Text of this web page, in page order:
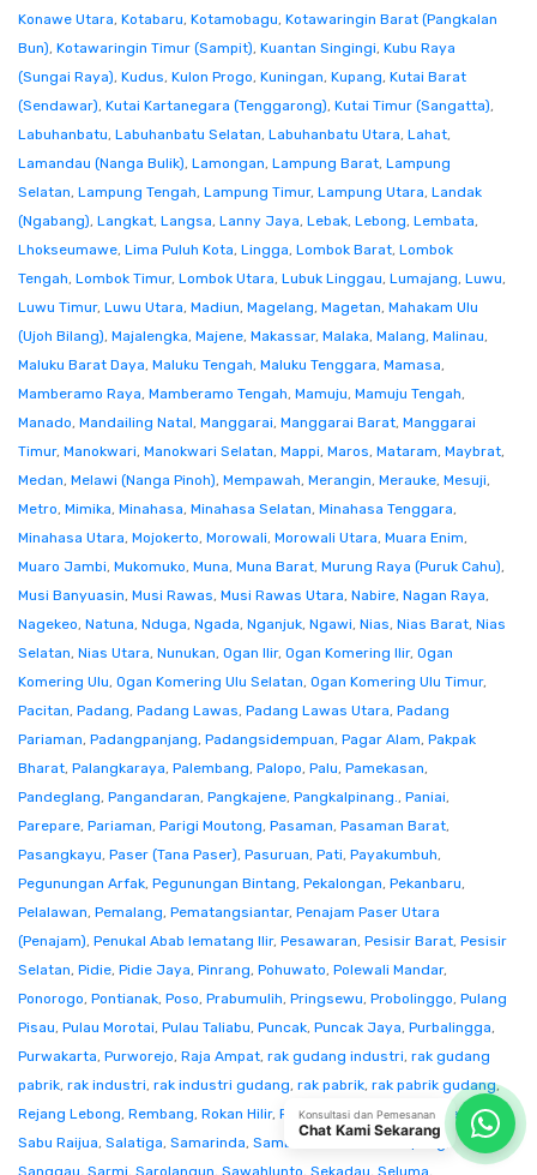
Konawe Utara, Kotabaru, Kotamobagu, Kotawaringin Barat (Pangkalan
Bun), Kotawaringin Timur (Sampit), Kuantan Singingi, Kubu Raya
(Sungai Raya), Kudus, Kulon Progo, Kuningan, Kupang, Kutai Barat
(Sendawar), Kutai Kartanegara (Tenggarong), Kutai Timur (Sangatta),
Labuhanbatu, Labuhanbatu Selatan, Labuhanbatu Utara, Lahat,
Lamandau (Nanga Bulik), Lamongan, Lampung Barat, Lampung
Selatan, Lampung Tengah, Lampung Timur, Lampung Utara, Landak
(Ngabang), Langkat, Langsa, Lanny Jaya, Lebak, Lebong, Lembata,
Lhokseumawe, Lima Puluh Kota, Lingga, Lombok Barat, Lombok
Tengah, Lombok Timur, Lombok Utara, Lubuk Linggau, Lumajang, Luwu,
Luwu Timur, Luwu Utara, Madiun, Magelang, Magetan, Mahakam Ulu
(Ujoh Bilang), Majalengka, Majene, Makassar, Malaka, Malang, Malinau,
Maluku Barat Daya, Maluku Tengah, Maluku Tenggara, Mamasa,
Mamberamo Raya, Mamberamo Tengah, Mamuju, Mamuju Tengah,
Manado, Mandailing Natal, Manggarai, Manggarai Barat, Manggarai
Timur, Manokwari, Manokwari Selatan, Mappi, Maros, Mataram, Maybrat,
Medan, Melawi (Nanga Pinoh), Mempawah, Merangin, Merauke, Mesuji,
Metro, Mimika, Minahasa, Minahasa Selatan, Minahasa Tenggara,
Minahasa Utara, Mojokerto, Morowali, Morowali Utara, Muara Enim,
Muaro Jambi, Mukomuko, Muna, Muna Barat, Murung Raya (Puruk Cahu),
Musi Banyuasin, Musi Rawas, Musi Rawas Utara, Nabire, Nagan Raya,
Nagekeo, Natuna, Nduga, Ngada, Nganjuk, Ngawi, Nias, Nias Barat, Nias
Selatan, Nias Utara, Nunukan, Ogan Ilir, Ogan Komering Ilir, Ogan
Komering Ulu, Ogan Komering Ulu Selatan, Ogan Komering Ulu Timur,
Pacitan, Padang, Padang Lawas, Padang Lawas Utara, Padang
Pariaman, Padangpanjang, Padangsidempuan, Pagar Alam, Pakpak
Bharat, Palangkaraya, Palembang, Palopo, Palu, Pamekasan,
Pandeglang, Pangandaran, Pangkajene, Pangkalpinang., Paniai,
Parepare, Pariaman, Parigi Moutong, Pasaman, Pasaman Barat,
Pasangkayu, Paser (Tana Paser), Pasuruan, Pati, Payakumbuh,
Pegunungan Arfak, Pegunungan Bintang, Pekalongan, Pekanbaru,
Pelalawan, Pemalang, Pematangsiantar, Penajam Paser Utara
(Penajam), Penukal Abab lematang Ilir, Pesawaran, Pesisir Barat, Pesisir
Selatan, Pidie, Pidie Jaya, Pinrang, Pohuwato, Polewali Mandar,
Ponorogo, Pontianak, Poso, Prabumulih, Pringsewu, Probolinggo, Pulang
Pisau, Pulau Morotai, Pulau Taliabu, Puncak, Puncak Jaya, Purbalingga,
Purwakarta, Purworejo, Raja Ampat, rak gudang industri, rak gudang
pabrik, rak industri, rak industri gudang, rak pabrik, rak pabrik gudang,
Rejang Lebong, Rembang, Rokan Hilir, Rokan Hulu,Rote Ndao, Sabang,
Sabu Raijua, Salatiga, Samarinda, Sambas Sampang ,
Sanggau Sarmi Sarolangun Sawahlunto Sekadau Seluma
Konsultasi dan Pemesanan
Chat Kami Sekarang